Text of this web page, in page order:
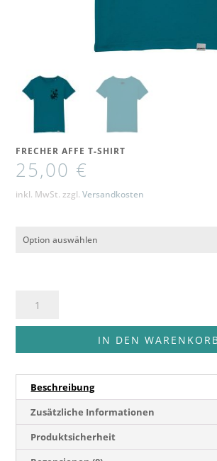
FRECHER AFFE T-SHIRT
25,00 €
inkl. MwSt. zzgl.Versandkosten
Frecher
Shirt
Menge
IN DEN
Beschreibung
Zusätzliche Informationen
Produktsicherheit